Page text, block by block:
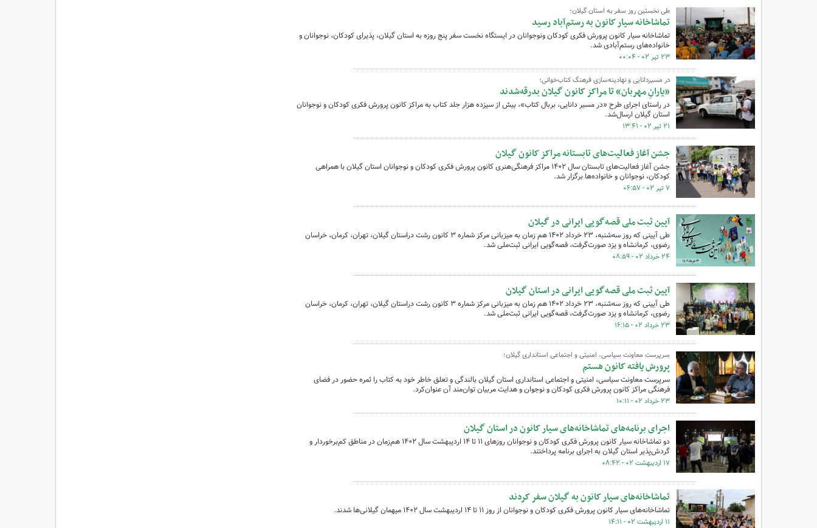
طی نخستین روز سفر به استان گیلان؛
تماشاخانه سیار کانون به رستم‌آباد رسید
تماشاخانه سیار کانون پرورش فکری کودکان ونوجوانان در ایستگاه نخست سفر پنج روزه به استان گیلان، پذیرای کودکان، نوجوانان و
خانواده‌های رستم‌آبادی شد.
۲۳ تیر ۰۲ - ۰۰:۰۴
در مسیردانایی و نهادینه‌سازی فرهنگ کتاب‌خوانی؛
«یارانِ مهربان» تا مراکز کانون گیلان بدرقه‌شدند
در راستای اجرای طرح «در مسیر دانایی، بربال کتاب»، بیش از سیزده هزار جلد کتاب به مراکز کانون پرورش فکری کودکان و نوجوانان
استان گیلان ارسال‌شد.
۲۱ تیر ۰۲ - ۱۳:۴۱
جشن آغاز فعالیت‌های تابستانه مراکز کانون گیلان
جشن آغاز فعالیت‌های تابستان سال ۱۴۰۲ مراکز فرهنگی‌هنری کانون پرورش فکری کودکان و نوجوانان استان گیلان با همراهی
کودکان، نوجوانان و خانواده‌ها برگزار شد.
۷ تیر ۰۲ - ۰۶:۵۷
آیین ثبت ملی قصه‌گویی ایرانی در گیلان
طی آیینی که روز سه‌شنبه، ۲۳ خرداد ۱۴۰۲ هم زمان به میزبانی مرکز شماره ۳ کانون رشت دراستان گیلان، تهران، کرمان، خراسان
رضوی، کرمانشاه و یزد صورت‌گرفت، قصه‌گویی ایرانی ثبت‌ملی‌ شد.
۲۴ خرداد ۰۲ - ۰۸:۵۹
آیین ثبت ملی قصه‌گویی ایرانی در استان گیلان
طی آیینی که روز سه‌شنبه، ۲۳ خرداد ۱۴۰۲ هم زمان به میزبانی مرکز شماره ۳ کانون رشت دراستان گیلان، تهران، کرمان، خراسان
رضوی، کرمانشاه و یزد صورت‌گرفت، قصه‌گویی ایرانی ثبت‌ملی‌ شد.
۲۳ خرداد ۰۲ - ۱۶:۱۵
سرپرست معاونت سیاسی، امنیتی و اجتماعی استانداری گیلان؛
پرورش‌ یافته کانون هستم
سرپرست معاونت سیاسی، امنیتی و اجتماعی استانداری استان گیلان بالندگی و تعلق خاطر خود به کتاب را ثمره حضور در فضای
فرهنگی مراکز کانون پرورش فکری کودکان و نوجوان و هدایت مربیان توان‌مند آن عنوان‌کرد.
۲۳ خرداد ۰۲ - ۱۰:۱۱
اجرای برنامه‌های تماشاخانه‌های سیار کانون در استان گیلان
دو تماشاخانه‌ سیار کانون پرورش فکری کودکان و نوجوانان روزهای ۱۱ تا ۱۴ اردیبهشت سال ۱۴۰۲ هم‌زمان در مناطق کم‌برخوردار و
گردش‌پذیر استان گیلان به اجرای برنامه‌ پرداختند.
۱۷ اردیبهشت ۰۲ - ۰۸:۴۲
تماشاخانه‌های سیار کانون به گیلان سفر کردند
تماشاخانه‌های سیار کانون پرورش فکری کودکان و نوجوانان از روز ۱۱ تا ۱۴ اردیبهشت سال ۱۴۰۲ میهمان گیلانی‌ها شدند.
۱۱ اردیبهشت ۰۲ - ۱۴:۱۱